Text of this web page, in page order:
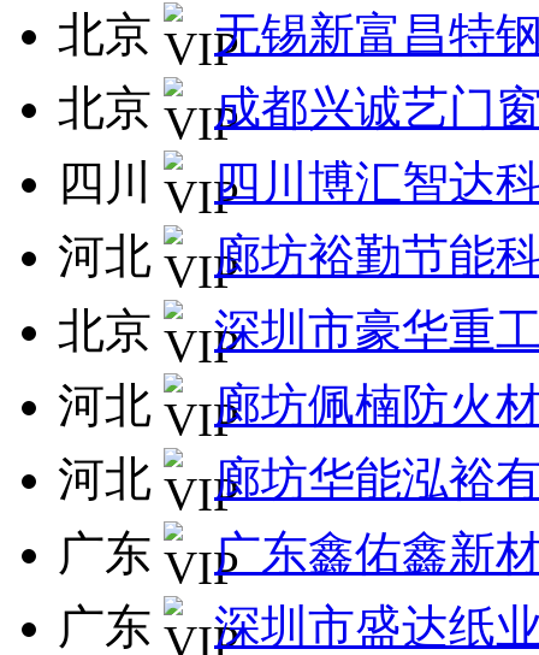
北京
无锡新富昌特
北京
成都兴诚艺门
四川
四川博汇智达
河北
廊坊裕勤节能
北京
深圳市豪华重
河北
廊坊佩楠防火
河北
廊坊华能泓裕
广东
广东鑫佑鑫新
广东
深圳市盛达纸